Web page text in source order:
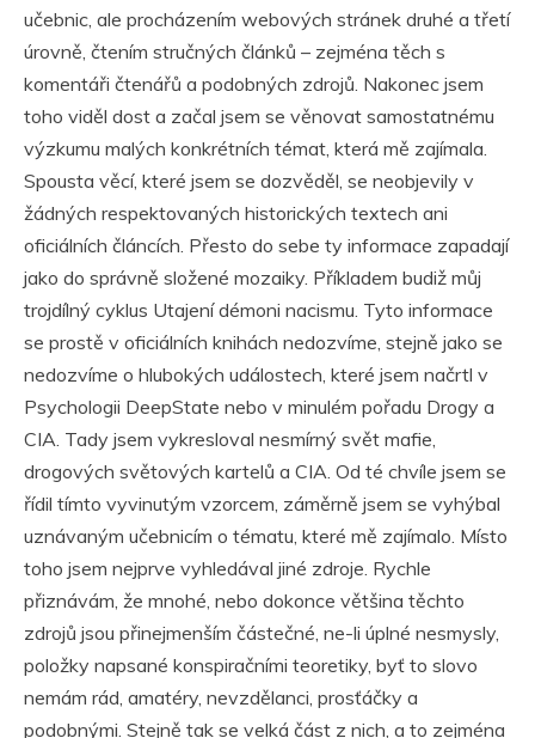
učebnic, ale procházením webových stránek druhé a třetí
úrovně, čtením stručných článků – zejména těch s
komentáři čtenářů a podobných zdrojů. Nakonec jsem
toho viděl dost a začal jsem se věnovat samostatnému
výzkumu malých konkrétních témat, která mě zajímala.
Spousta věcí, které jsem se dozvěděl, se neobjevily v
žádných respektovaných historických textech ani
oficiálních článcích. Přesto do sebe ty informace zapadají
jako do správně složené mozaiky. Příkladem budiž můj
trojdílný cyklus Utajení démoni nacismu. Tyto informace
se prostě v oficiálních knihách nedozvíme, stejně jako se
nedozvíme o hlubokých událostech, které jsem načrtl v
Psychologii DeepState nebo v minulém pořadu Drogy a
CIA. Tady jsem vykresloval nesmírný svět mafie,
drogových světových kartelů a CIA. Od té chvíle jsem se
řídil tímto vyvinutým vzorcem, záměrně jsem se vyhýbal
uznávaným učebnicím o tématu, které mě zajímalo. Místo
toho jsem nejprve vyhledával jiné zdroje. Rychle
přiznávám, že mnohé, nebo dokonce většina těchto
zdrojů jsou přinejmenším částečné, ne-li úplné nesmysly,
položky napsané konspiračními teoretiky, byť to slovo
nemám rád, amatéry, nevzdělanci, prosťáčky a
podobnými. Stejně tak se velká část z nich, a to zejména